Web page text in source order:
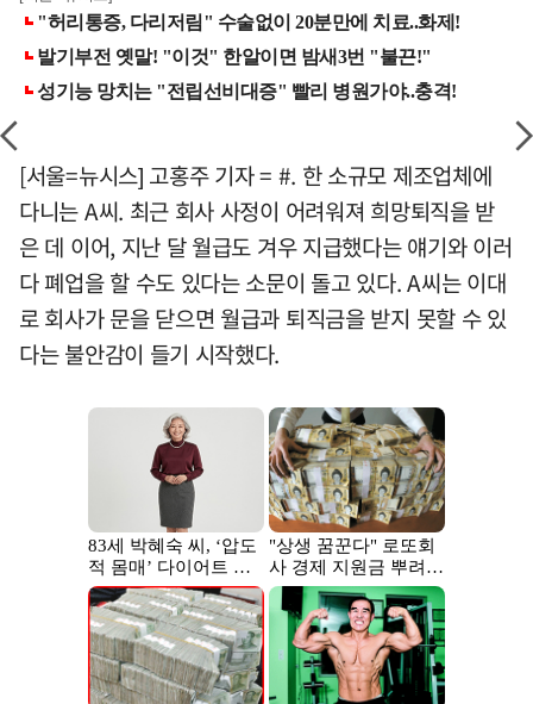
[서울=뉴시스] 고홍주 기자 = #. 한 소규모 제조업체에
다니는 A씨. 최근 회사 사정이 어려워져 희망퇴직을 받
은 데 이어, 지난 달 월급도 겨우 지급했다는 얘기와 이러
다 폐업을 할 수도 있다는 소문이 돌고 있다. A씨는 이대
로 회사가 문을 닫으면 월급과 퇴직금을 받지 못할 수 있
다는 불안감이 들기 시작했다.